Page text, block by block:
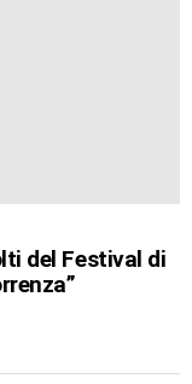
del Festival di